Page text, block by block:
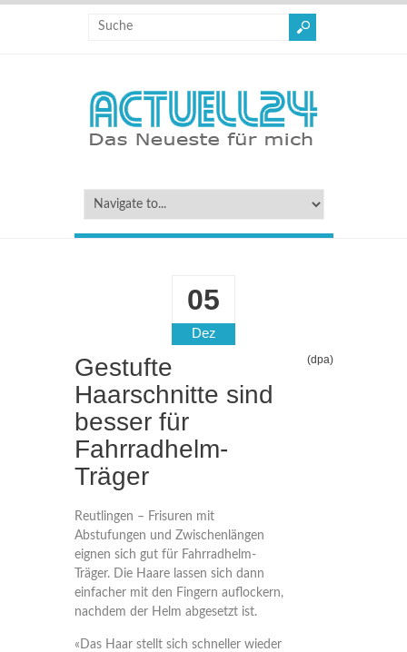
05
Dez
Gestufte
Haarschnitte sind
besser für
Fahrradhelm-
Träger
(dpa)
Reutlingen – Frisuren mit
Abstufungen und Zwischenlängen
eignen sich gut für Fahrradhelm-
Träger. Die Haare lassen sich dann
einfacher mit den Fingern auflockern,
nachdem der Helm abgesetzt ist.
«Das Haar stellt sich schneller wieder